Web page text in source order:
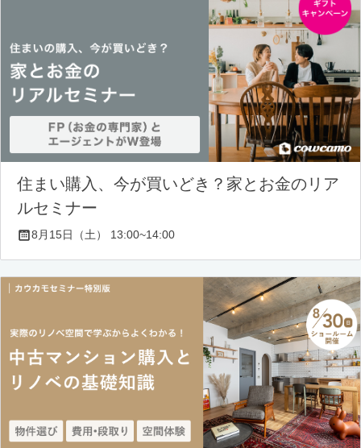
住まい購入、今が買いどき？家とお金のリア
ルセミナー
8月15日（土） 13:00~14:00